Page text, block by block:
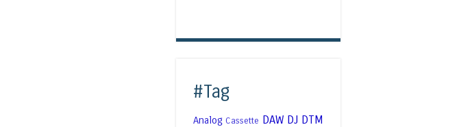
#Tag
Analog Cassette DAW DJ DTM